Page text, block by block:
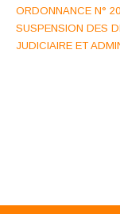
ORDONNANCE N°
SUSPENSION DES
JUDICIAIRE ET